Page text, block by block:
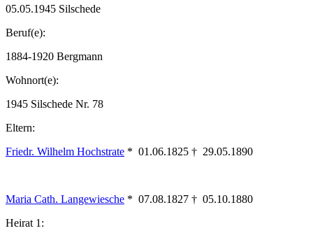
05.05.1945 Silschede
Beruf(e):
1884-1920 Bergmann
Wohnort(e):
1945 Silschede Nr. 78
Eltern:
Friedr. Wilhelm Hochstrate * 01.06.1825 † 29.05.1890
Maria Cath. Langewiesche * 07.08.1827 † 05.10.1880
Heirat 1: